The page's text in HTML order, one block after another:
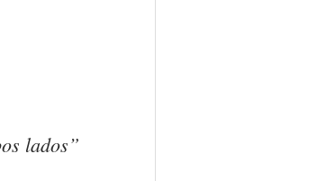
lados”